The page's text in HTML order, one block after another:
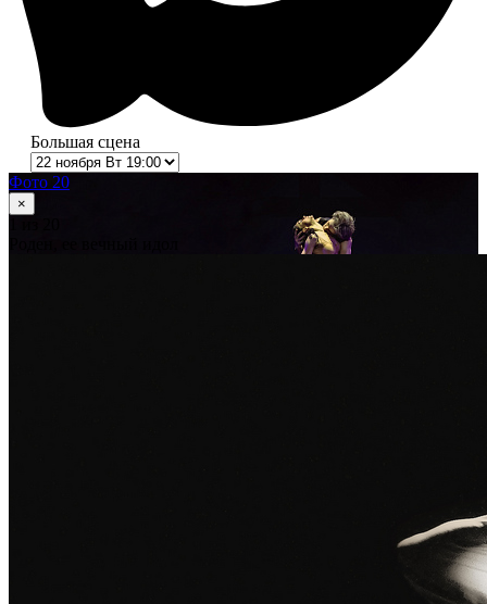
Большая сцена
Фото 20
×